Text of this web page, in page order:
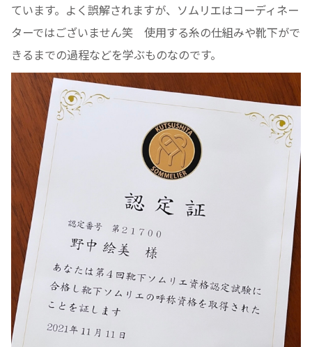
ています。よく誤解されますが、ソムリエはコーディネー
ターではございません笑 使用する糸の仕組みや靴下がで
きるまでの過程などを学ぶものなのです。